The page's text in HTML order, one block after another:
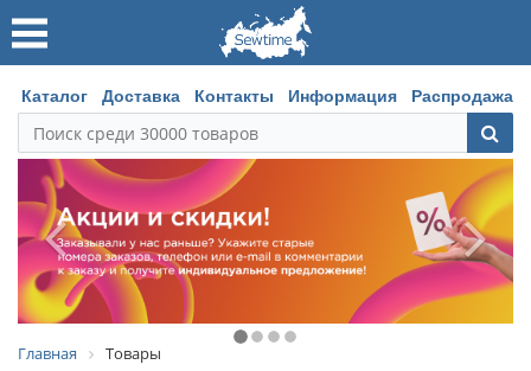
Каталог Доставка Контакты Информация Распродажа
Главная Товары